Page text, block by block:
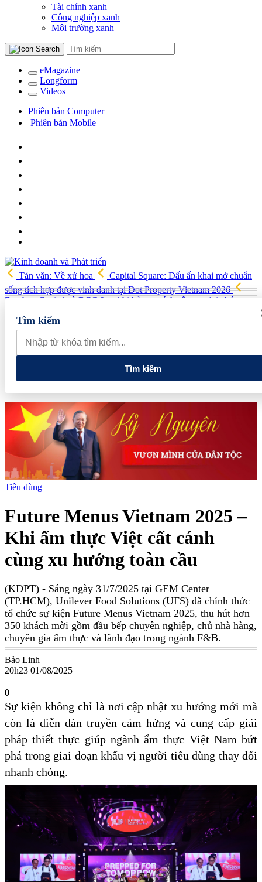
Tài chính xanh
Công nghiệp xanh
Môi trường xanh
eMagazine
Longform
Videos
Phiên bản Computer
Phiên bản Mobile
Tản văn: Về xứ hoa
Capital Square: Dấu ấn khai mở chuẩn
sống tích hợp được vinh danh tại Dot Property Vietnam 2026
Bamboo Capital và BCG Land bị hủy tư cách công ty đại chúng,
quyền lợi cổ đông ra sao?
dự án Khu Nhà ở xã hội Phú Minh gần 400 tỷ đồng
Gia đình
Chủ tịch DIC Corp tiếp tục bị bán giải chấp hơn 8 triệu cổ phiếu,
doanh nghiệp mới hoàn thành khoảng 1/4 kế hoạch năm
Tìm kiếm
Tìm kiếm
Tiêu dùng
Future Menus Vietnam 2025 –
Khi ẩm thực Việt cất cánh
cùng xu hướng toàn cầu
(KDPT) - Sáng ngày 31/7/2025 tại GEM Center
(TP.HCM), Unilever Food Solutions (UFS) đã chính thức
tổ chức sự kiện Future Menus Vietnam 2025, thu hút hơn
350 khách mời gồm đầu bếp chuyên nghiệp, chủ nhà hàng,
chuyên gia ẩm thực và lãnh đạo trong ngành F&B.
Bảo Linh
20h23 01/08/2025
0
Sự kiện không chỉ là nơi cập nhật xu hướng mới mà
còn là diễn đàn truyền cảm hứng và cung cấp giải
pháp thiết thực giúp ngành ẩm thực Việt Nam bứt
phá trong giai đoạn khẩu vị người tiêu dùng thay đổi
nhanh chóng.